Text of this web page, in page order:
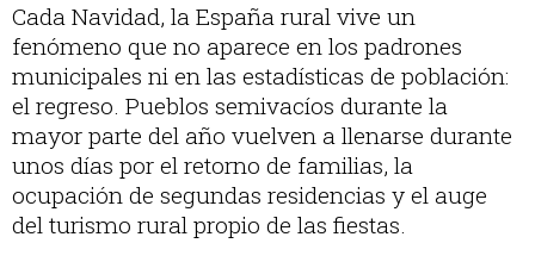
Cada Navidad, la España rural vive un
fenómeno que no aparece en los padrones
municipales ni en las estadísticas de población:
el regreso. Pueblos semivacíos durante la
mayor parte del año vuelven a llenarse durante
unos días por el retorno de familias, la
ocupación de segundas residencias y el auge
del turismo rural propio de las fiestas.